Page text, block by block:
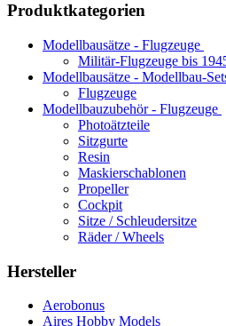
Produktkategorien
Modellbausätze - Flugzeuge
Militär-Flugzeuge bis
Modellbausätze - Modellbau-
Flugzeuge
Modellbauzubehör - Flugzeuge
Photoätzteile
Sitzgurte
Resin
Maskierschablonen
Propeller
Cockpit
Sitze / Schleudersitze
Räder / Wheels
Hersteller
Aerobonus
Aires Hobby Models